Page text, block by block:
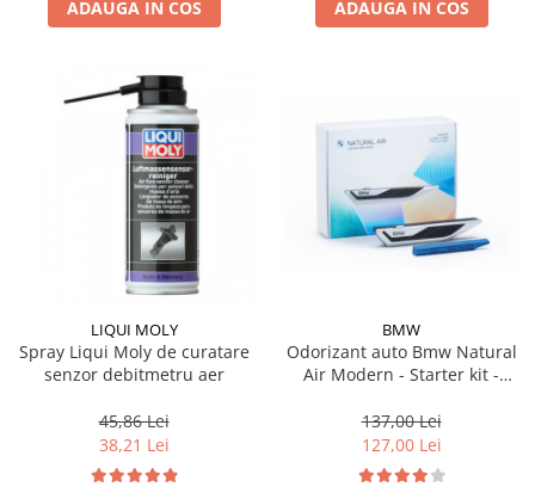
ADAUGA IN COS ADAUGA IN COS
LIQUI MOLY
Spray Liqui Moly de curatare
senzor debitmetru aer
45,86 Lei
38,21 Lei
BMW
Odorizant auto Bmw Natural
Air Modern - Starter kit -
137,00 Lei
127,00 Lei